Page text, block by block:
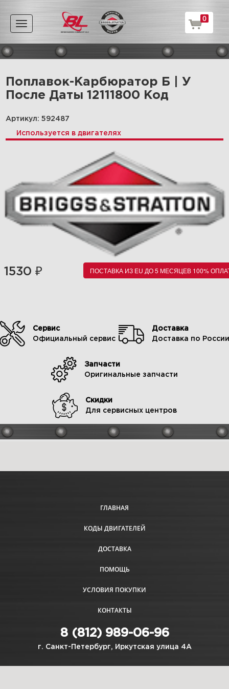
Toggle
navigation
0
Поплавок-Карбюратор Б | У
После Даты 12111800 Код
Артикул: 592487
Используется в двигателях
1530 ₽ ПОСТАВКА ИЗ EU ДО 5 МЕСЯЦЕВ 100%
Сервис
Официальный сервис
Доставка
Доставка по России
Запчасти
Оригинальные запчасти
Скидки
Для сервисных центров
ГЛАВНАЯ
КОДЫ ДВИГАТЕЛЕЙ
ДОСТАВКА
ПОМОЩЬ
УСЛОВИЯ ПОКУПКИ
КОНТАКТЫ
8 (812) 989-06-96
г. Санкт-Петербург, Иркутская улица 4А